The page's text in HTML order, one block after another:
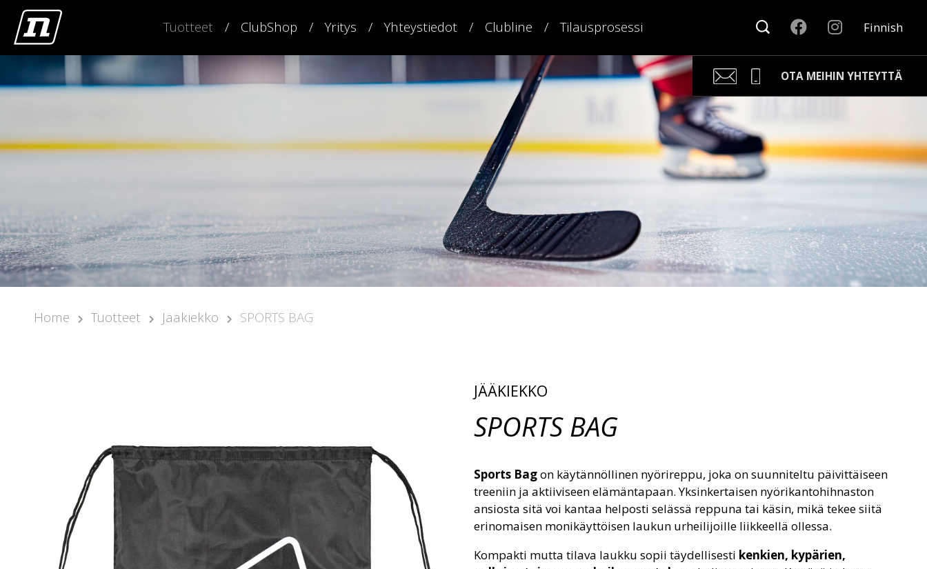
Tuotteet ClubShop Yritys Yhteystiedot Clubline Tilausprosessi Finnish
OTA MEIHIN YHTEYTTÄ
Kari Arponen
Avainasiakaspäällikkö
kari.arponen@nonamesport.com
Phone:+358 40 5527 988
samu@nonamesport.com
Phone:+358 50 596 8651
Home Tuotteet Jääkiekko SPORTS BAG
JÄÄKIEKKO
SPORTS BAG
Sports Bagon käytännöllinen nyörireppu, joka on suunniteltu päivittäiseen
treeniin ja aktiiviseen elämäntapaan. Yksinkertaisen nyörikantohihnaston
ansiosta sitä voi kantaa helposti selässä reppuna tai käsin, mikä tekee siitä
erinomaisen monikäyttöisen laukun urheilijoille liikkeellä ollessa.
Kompakti mutta tilava laukku sopii täydellisesti kenkien, kypärien,